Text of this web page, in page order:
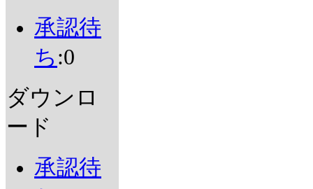
承認待
ち :0
ダウンロ
ード
承認待